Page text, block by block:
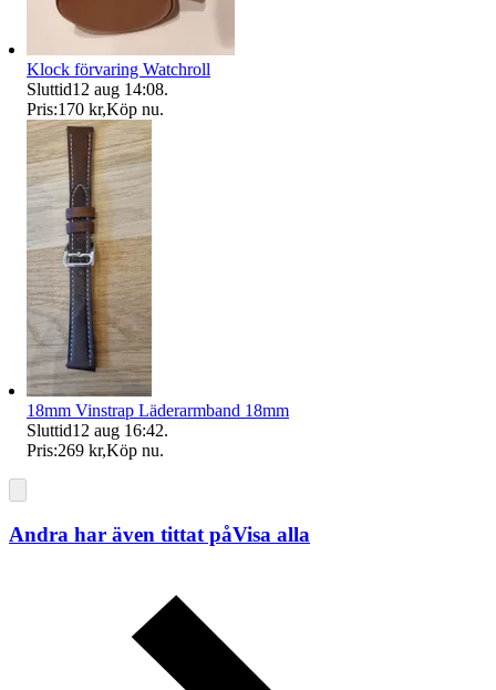
Klock förvaring Watchroll
Sluttid12 aug 14:08.
Pris:170 kr,Köp nu.
18mm Vinstrap Läderarmband 18mm
Sluttid12 aug 16:42.
Pris:269 kr,Köp nu.
Andra har även tittat påVisa alla